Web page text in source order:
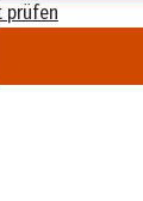
prüfen